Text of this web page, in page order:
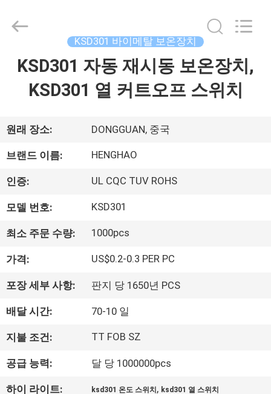
품
소
개
쇼
회
사
소
개
2026
Electric
KSD301 바이메탈 보온장치
KSD301 자동 재시동 보온장치,
KSD301 열 커트오프 스위치
원래 장소: DONGGUAN, 중국
브랜드 이름: HENGHAO
인증: UL CQC TUV ROHS
모델 번호: KSD301
최소 주문 수량: 1000pcs
가격: US$0.2-0.3 PER PC
포장 세부 사항: 판지 당 1650년 PCS
배달 시간: 70-10 일
지불 조건: TT FOB SZ
공급 능력: 달 당 1000000pcs
하이 라이트: ksd301 온도 스위치 , ksd301 열 스위치